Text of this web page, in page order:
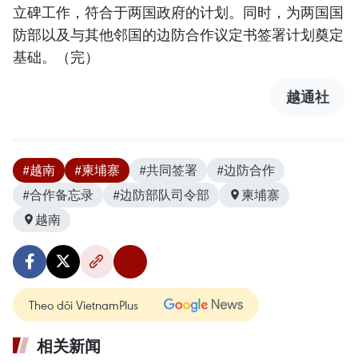
立碑工作，符合于两国政府的计划。同时，为两国国
防部以及与其他邻国的边防合作议定书签署计划奠定
基础。（完）
越通社
#越南 #柬埔寨 #共同签署
#边防合作
#合作备忘录
#边防部队司令部
柬埔寨
越南
Theo dõi VietnamPlus
相关新闻